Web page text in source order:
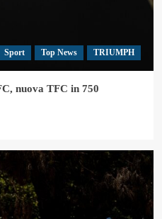
Sport Top News TRIUMPH
nuova TFC in 750